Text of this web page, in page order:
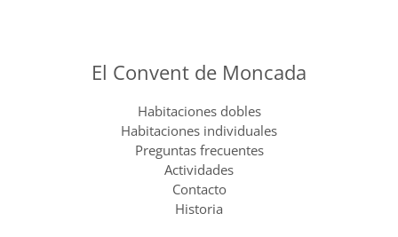
El Convent de Moncada
Habitaciones dobles
Habitaciones individuales
Preguntas frecuentes
Actividades
Contacto
Historia